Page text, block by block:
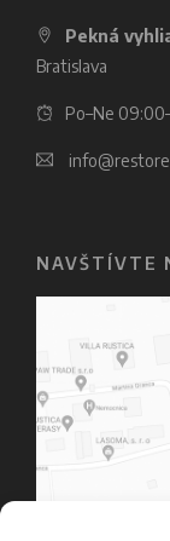
Pekná
Bratislava
Po–Ne
NAVŠTÍVTE